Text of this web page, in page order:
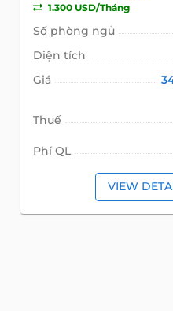
1.300 USD/Tháng
Số phòng ngủ
Diện tích
Giá
Thuế
Phí QL
VIEW